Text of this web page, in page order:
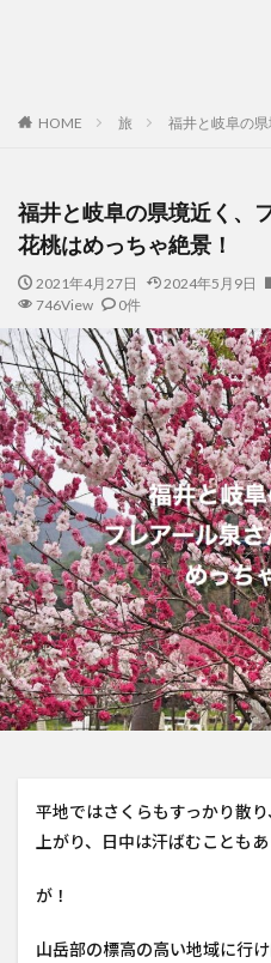
HOME 旅 福井と岐阜の
福井と岐阜の県境近く、
花桃はめっちゃ絶景！
2021年4月27日 2024年5月9日
746View
0件
平地ではさくらもすっかり散
上がり、日中は汗ばむこともあ
が！
山岳部の標高の高い地域に行